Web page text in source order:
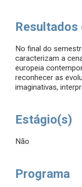
Resultados
No final do
caracterizam a
europeia
reconhecer as
imaginativas,
Estágio(s)
Não
Programa